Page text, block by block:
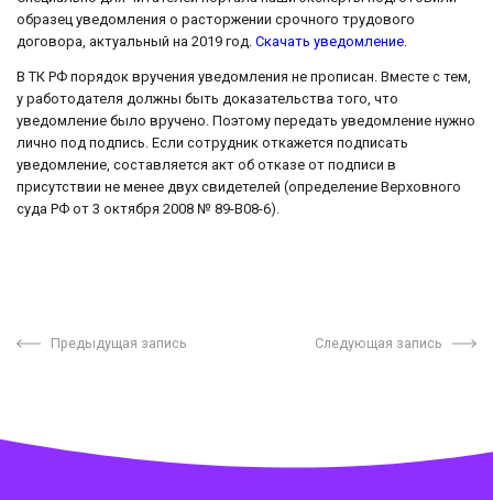
образец уведомления о расторжении срочного трудового
договора, актуальный на 2019 год. Скачать уведомление
В ТК РФ порядок вручения уведомления не прописан. Вместе с тем,
у работодателя должны быть доказательства того, что
уведомление было вручено. Поэтому передать уведомление нужно
лично под подпись. Если сотрудник откажется подписать
уведомление, составляется акт об отказе от подписи в
присутствии не менее двух свидетелей (определение Верховного
суда РФ от 3 октября 2008 № 89-В08-6).
Предыдущая запись Следующая запись